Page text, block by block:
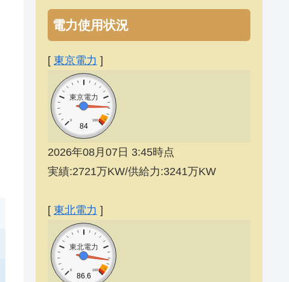
電力使用状況
[ 東京電力 ]
東京電力
0 100
84
2026年08月07日 3:45時点
実績:2721万KW/供給力:3241万KW
[ 東北電力 ]
東北電力
0 100
86.6